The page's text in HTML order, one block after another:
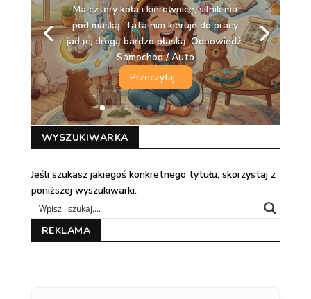
Ma cztery koła i kierownicę, silnik ma
pod maską. Tata nim kieruje do pracy
jadąc, drogą bardzo płaską. Odpowiedź:
Samochód / Auto
Przeczytaj...
WYSZUKIWARKA
Jeśli szukasz jakiegoś konkretnego tytułu, skorzystaj z
poniższej wyszukiwarki.
REKLAMA